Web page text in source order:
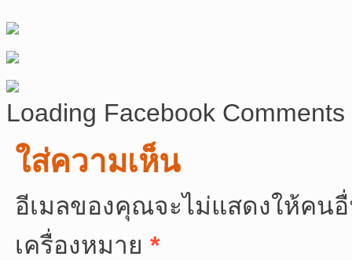
Loading Facebook Comments
ใส่ความเห็น
อีเมลของคุณจะไม่แสดงให้คน
เครื่องหมาย *